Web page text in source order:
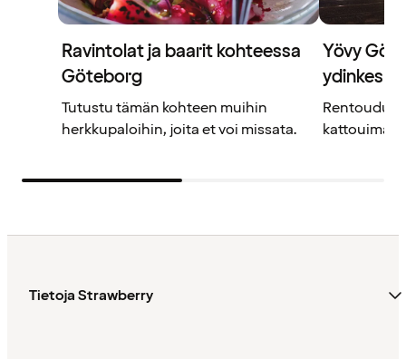
Ravintolat ja baarit kohteessa
Göteborg
Tutustu tämän kohteen muihin
herkkupaloihin, joita et voi missata.
Yövy
Rentoudu
kattouima-
Tietoja Strawberry